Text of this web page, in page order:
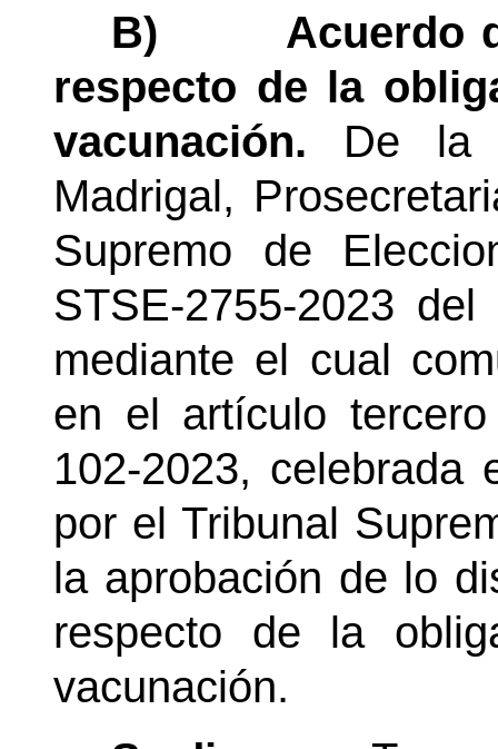
B)
Acuerdo
respecto de la
vacunación. De la
Madrigal,
Supremo de
STSE-2755-2023
mediante el cual
en el artículo
102-2023,
por el Tribunal
la aprobación de lo
respecto de la
vacunación.